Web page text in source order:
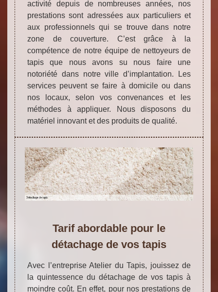
activité depuis de nombreuses années, nos
prestations sont adressées aux particuliers et
aux professionnels qui se trouve dans notre
zone de couverture. C’est grâce à la
compétence de notre équipe de nettoyeurs de
tapis que nous avons su nous faire une
notoriété dans notre ville d’implantation. Les
services peuvent se faire à domicile ou dans
nos locaux, selon vos convenances et les
méthodes à appliquer. Nous disposons du
matériel innovant et des produits de qualité.
Tarif abordable pour le
détachage de vos tapis
Avec l’entreprise Atelier du Tapis, jouissez de
la quintessence du détachage de vos tapis à
moindre coût. En effet, pour nos prestations de